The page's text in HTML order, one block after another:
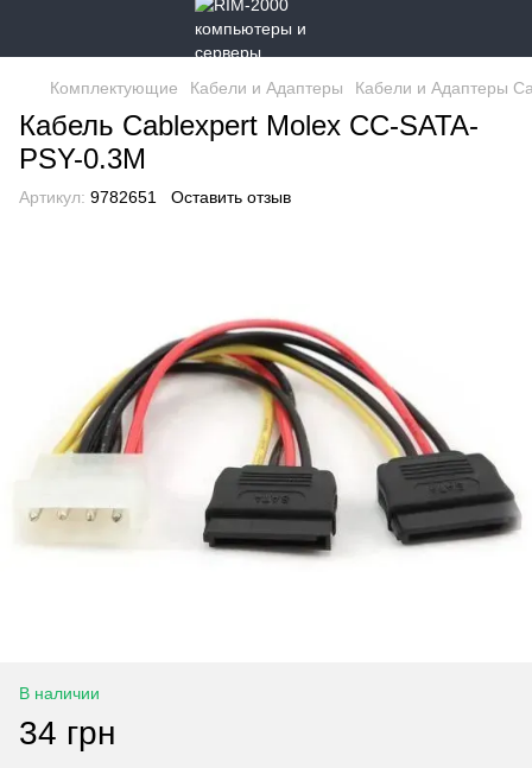
Комплектующие Кабели и Адаптеры Кабели и Адаптеры
Кабель Cablexpert Molex CC-SATA-
PSY-0.3M
Артикул: 9782651 Оставить отзыв
В наличии
34 грн